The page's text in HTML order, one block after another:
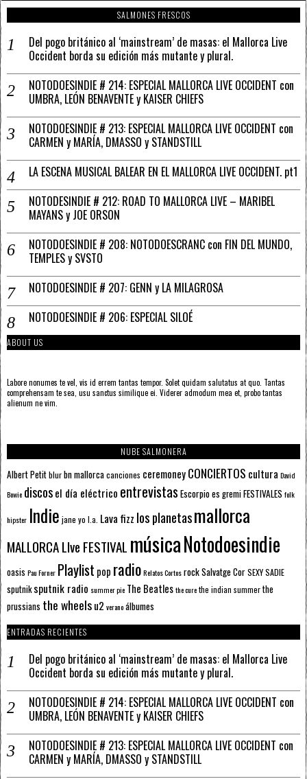
SALMONES FRESCOS
Del pogo británico al ‘mainstream’ de masas: el Mallorca Live
Occident borda su edición más mutante y plural.
NOTODOESINDIE # 214: ESPECIAL MALLORCA LIVE OCCIDENT con
UMBRA, LEÓN BENAVENTE y KAISER CHIEFS
NOTODOESINDIE # 213: ESPECIAL MALLORCA LIVE OCCIDENT con
CARMEN y MARÍA, DMASSO y STANDSTILL
LA ESCENA MUSICAL BALEAR EN EL MALLORCA LIVE OCCIDENT. pt1
NOTODESINDIE # 212: ROAD TO MALLORCA LIVE – MARIBEL
MAYANS y JOE ORSON
NOTODOESINDIE # 208: NOTODOESCRANC con FIN DEL MUNDO,
TEMPLES y SVSTO
NOTODOESINDIE # 207: GENN y LA MILAGROSA
NOTODOESINDIE # 206: ESPECIAL SILOÉ
ABOUT US
Labore nonumes te vel, vis id errem tantas tempor. Solet quidam salutatus at quo. Tantas
comprehensam te sea, usu sanctus similique ei. Viderer admodum mea et, probo tantas
alienum ne vim.
NUBE SALMONERA
Albert Petitblurbn mallorcacanciones ceremoneyCONCIERTOS cultura David
Bowie discosel día eléctrico entrevistas Escorpioes gremiFESTIVALES folk
hipster Indie jane yo l.a. Lava fizz los planetasmallorca
MALLORCA LIve FESTIVAL músicaNotodoesindie
oasis Pau Forner Playlist pop radioRelatos CortosrockSalvatge CorSEXY SADIE
sputnik sputnik radio summer pie The Beatlesthe curethe indian summerthe
prussians the wheelsu2 veranoálbumes
ENTRADAS RECIENTES
Del pogo británico al ‘mainstream’ de masas: el Mallorca Live
Occident borda su edición más mutante y plural.
NOTODOESINDIE # 214: ESPECIAL MALLORCA LIVE OCCIDENT con
UMBRA, LEÓN BENAVENTE y KAISER CHIEFS
NOTODOESINDIE # 213: ESPECIAL MALLORCA LIVE OCCIDENT con
CARMEN y MARÍA, DMASSO y STANDSTILL